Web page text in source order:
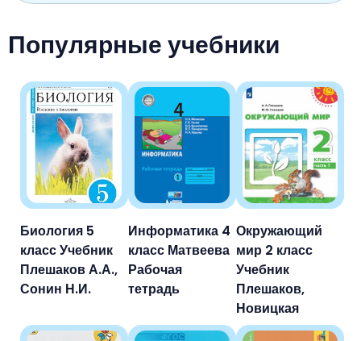
Популярные учебники
Биология 5
класс Учебник
Плешаков А.А.,
Сонин Н.И.
Информатика 4
класс Матвеева
Рабочая
тетрадь
Окружающий
мир 2 класс
Учебник
Плешаков,
Новицкая